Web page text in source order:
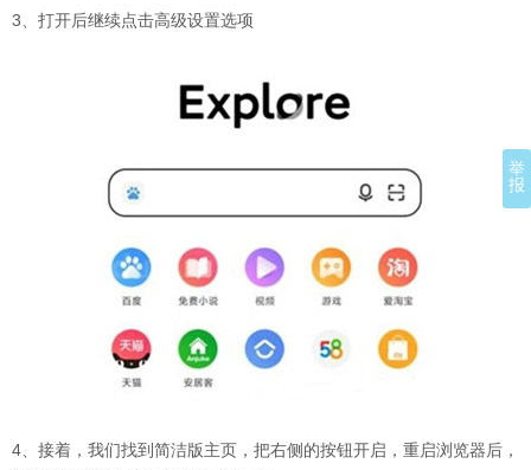
3、打开后继续点击高级设置选项
4、接着，我们找到简洁版主页，把右侧的按钮开启，重启浏览器后，
举
报